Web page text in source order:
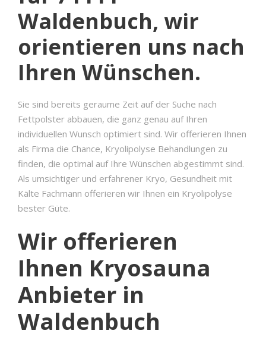
Waldenbuch, wir
orientieren uns nach
Ihren Wünschen.
Sie sind bereits geraume Zeit auf der Suche nach
Fettpolster abbauen, die ganz genau auf Ihren
individuellen Wunsch optimiert sind. Wir offerieren Ihnen
als Firma die Chance, Kryolipolyse Behandlungen zu
finden, die optimal auf Ihre Wünschen abgestimmt sind.
Als umsichtiger und erfahrener Kryo, Gesundheit mit
Kälte Fachmann offerieren wir Ihnen ein Kryolipolyse
bester Güte.
Wir offerieren
Ihnen Kryosauna
Anbieter in
Waldenbuch